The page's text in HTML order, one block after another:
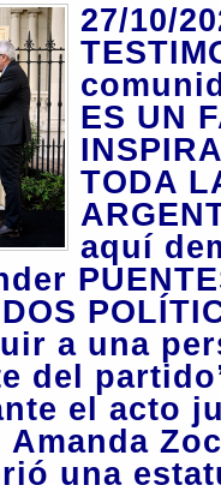
27/10/
ES UN
TODA
aquí
a una
del
el acto
una